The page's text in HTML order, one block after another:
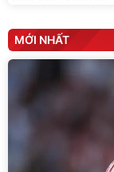
MỚI NHẤT